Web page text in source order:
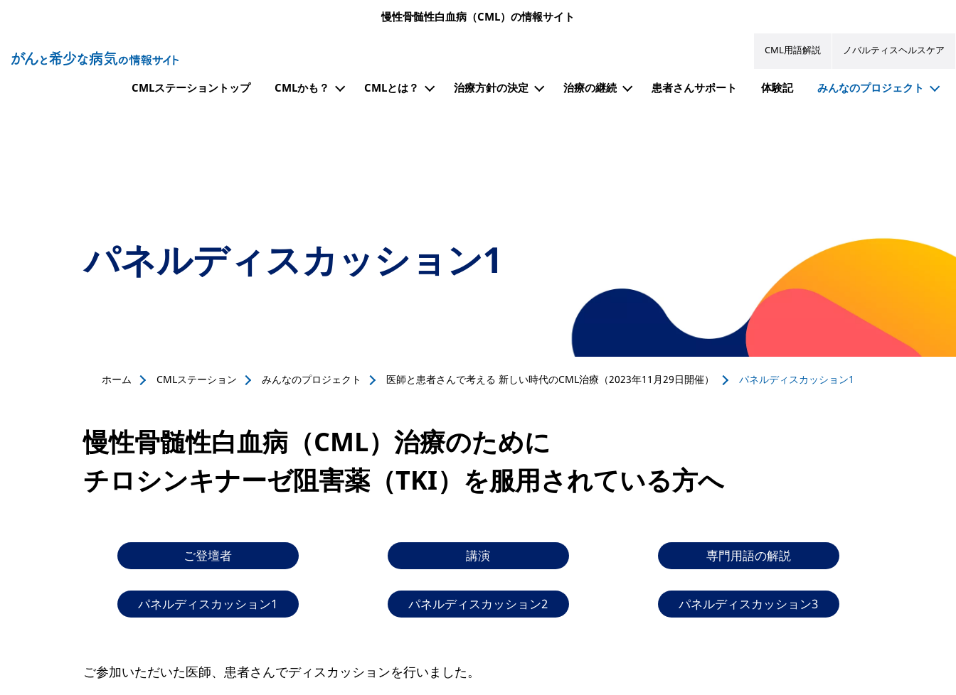
メインコンテンツに移動
慢性骨髄性白血病（CML）の情報サイト
Site Logo
CML用語解説
ノバルティスヘルスケア
CMLステーショントップ CMLかも？ CMLとは？ 治療方針の決定 治療の継続 患者さんサポート 体験記 みんなのプロジェクト
パネルディスカッション1
ホーム CMLステーション みんなのプロジェクト 医師と患者さんで考える 新しい時代のCML治療（2023年11月29日開催） パネルディスカッション1
慢性骨髄性白血病（CML）治療のために
チロシンキナーゼ阻害薬（TKI）を服用されている方へ
ご登壇者 講演 専門用語の解説
パネルディスカッション1 パネルディスカッション2 パネルディスカッション3
ご参加いただいた医師、患者さんでディスカッションを行いました。